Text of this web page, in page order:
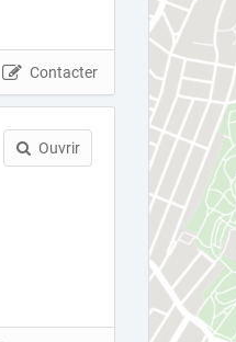
Contacter
Ouvrir